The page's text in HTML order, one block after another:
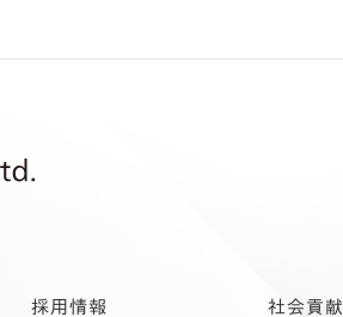
採用情報 社会貢献